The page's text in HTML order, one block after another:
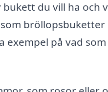
du vill ha och
exempel på vad